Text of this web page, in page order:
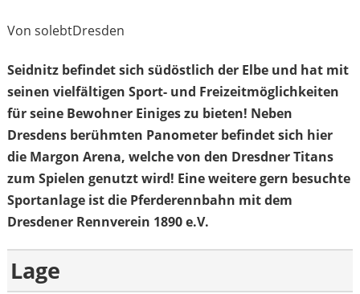
Von solebtDresden
Seidnitz befindet sich südöstlich der Elbe und hat mit
seinen vielfältigen Sport- und Freizeitmöglichkeiten
für seine Bewohner Einiges zu bieten! Neben
Dresdens berühmten Panometer befindet sich hier
die Margon Arena, welche von den Dresdner Titans
zum Spielen genutzt wird! Eine weitere gern besuchte
Sportanlage ist die Pferderennbahn mit dem
Dresdener Rennverein 1890 e.V.
Lage